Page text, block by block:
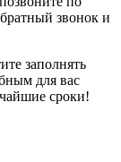
звонок и
заполнять
для вас
сроки!